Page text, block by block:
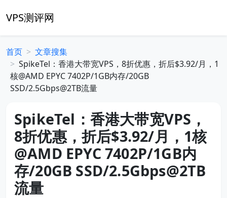
VPS测评网
首页
文章搜集
SpikeTel：香港大带宽VPS，8折优惠，折后$3.92/月，1
核@AMD EPYC 7402P/1GB内存/20GB
SSD/2.5Gbps@2TB流量
SpikeTel：香港大带宽VPS，
8折优惠，折后$3.92/月，1核
@AMD EPYC 7402P/1GB内
存/20GB SSD/2.5Gbps@2TB
流量